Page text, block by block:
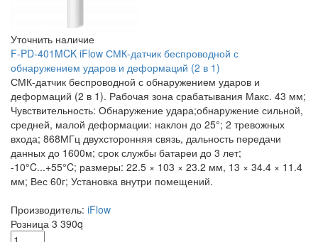
Уточнить наличие
F-PD-401MCK iFlow СМК-датчик беспроводной с
обнаружением ударов и деформаций (2 в 1)
СМК-датчик беспроводной с обнаружением ударов и
деформаций (2 в 1). Рабочая зона срабатывания Макс. 43 мм;
Чувствительность: Обнаружение удара;обнаружение сильной,
средней, малой деформации: наклон до 25°; 2 тревожных
входа; 868МГц двухсторонняя связь, дальность передачи
данных до 1600м; срок службы батареи до 3 лет;
-10°C...+55°C; размеры: 22.5 × 103 × 23.2 мм, 13 × 34.4 × 11.4
мм; Вес 60г; Установка внутри помещений.
Производитель: iFlow
Розница 3 390q